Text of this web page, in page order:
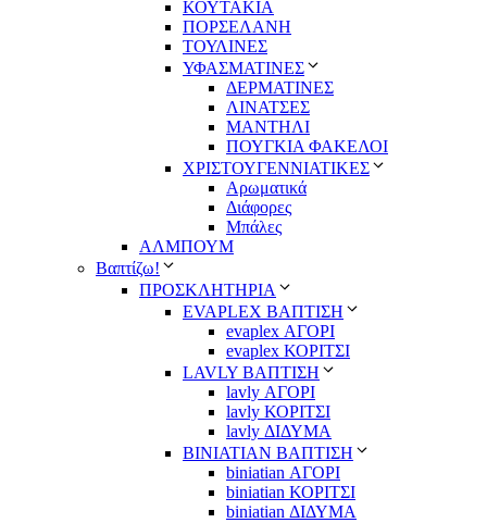
ΚΟΥΤΑΚΙΑ
ΠΟΡΣΕΛΑΝΗ
ΤΟΥΛΙΝΕΣ
ΥΦΑΣΜΑΤΙΝΕΣ
ΔΕΡΜΑΤΙΝΕΣ
ΛΙΝΑΤΣΕΣ
ΜΑΝΤΗΛΙ
ΠΟΥΓΚΙΑ ΦΑΚΕΛΟΙ
ΧΡΙΣΤΟΥΓΕΝΝΙΑΤΙΚΕΣ
Αρωματικά
Διάφορες
Μπάλες
ΑΛΜΠΟΥΜ
Βαπτίζω!
ΠΡΟΣΚΛΗΤΗΡΙΑ
EVAPLEX ΒΑΠΤΙΣΗ
evaplex ΑΓΟΡΙ
evaplex ΚΟΡΙΤΣΙ
LAVLY ΒΑΠΤΙΣΗ
lavly ΑΓΟΡΙ
lavly ΚΟΡΙΤΣΙ
lavly ΔΙΔΥΜΑ
ΒΙΝΙΑΤΙΑΝ ΒΑΠΤΙΣΗ
biniatian ΑΓΟΡΙ
biniatian ΚΟΡΙΤΣΙ
biniatian ΔΙΔΥΜΑ